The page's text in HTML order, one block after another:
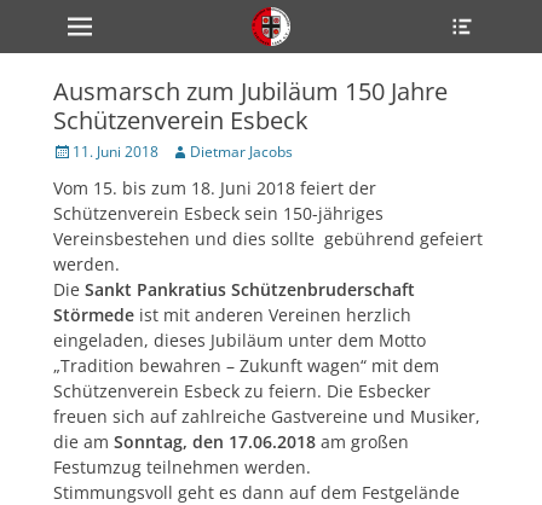
zum
Inhalt
Primärmenü
Ausmarsch zum Jubiläum 150 Jahre
Schützenverein Esbeck
Veröffentlicht
11. Juni 2018 Author
Dietmar Jacobs
Vom 15. bis zum 18. Juni 2018 feiert der
Schützenverein Esbeck sein 150-jähriges
Vereinsbestehen und dies sollte gebührend gefeiert
werden.
Die Sankt Pankratius Schützenbruderschaft
Störmede ist mit anderen Vereinen herzlich
eingeladen, dieses Jubiläum unter dem Motto
„Tradition bewahren – Zukunft wagen“ mit dem
Schützenverein Esbeck zu feiern. Die Esbecker
freuen sich auf zahlreiche Gastvereine und Musiker,
die am Sonntag, den 17.06.2018 am großen
Festumzug teilnehmen werden.
Stimmungsvoll geht es dann auf dem Festgelände